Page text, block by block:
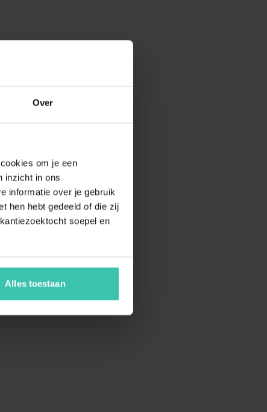
Over
om je een
inzicht in ons
informatie over je gebruik
hen hebt gedeeld of die zij
soepel en
Alles toestaan